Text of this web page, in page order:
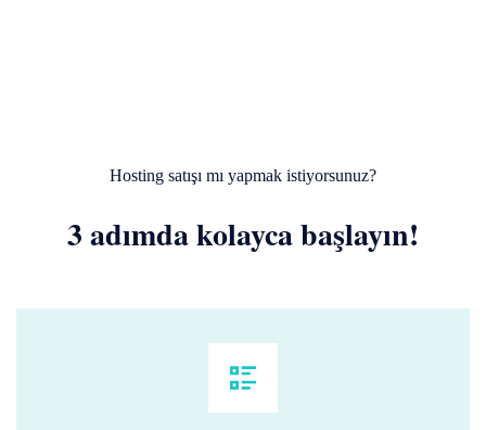
Hosting satışı mı yapmak istiyorsunuz?
3 adımda kolayca başlayın!